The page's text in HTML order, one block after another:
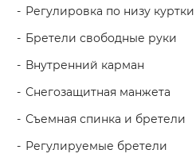
Регулировка по низу куртки
Бретели свободные руки
Внутренний карман
Снегозащитная манжета
Съемная спинка и бретели
Регулируемые бретели